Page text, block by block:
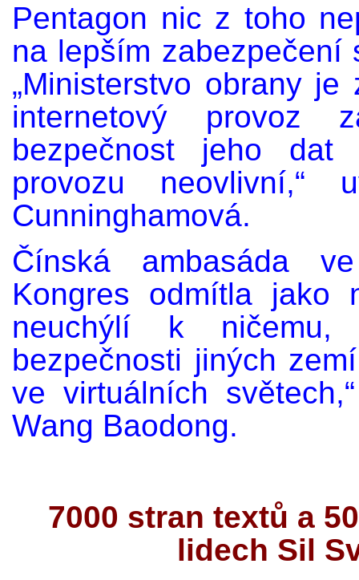
Pentagon nic z toho
na lepším zabezpečení
„Ministerstvo obrany
internetový provoz
bezpečnost jeho dat
provozu neovlivní,“
Cunninghamová.
Čínská ambasáda
Kongres odmítla jako
neuchýlí k
bezpečnosti jiných
ve virtuálních
Wang Baodong.
7000 stran textů a
lidech Sil